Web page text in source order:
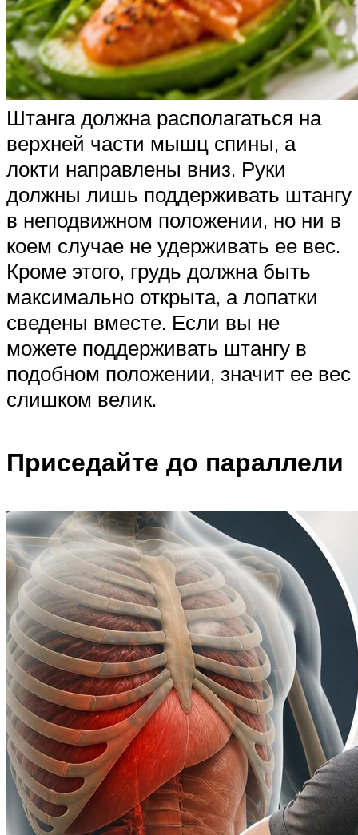
Штанга должна располагаться на
верхней части мышц спины, а
локти направлены вниз. Руки
должны лишь поддерживать штангу
в неподвижном положении, но ни в
коем случае не удерживать ее вес.
Кроме этого, грудь должна быть
максимально открыта, а лопатки
сведены вместе. Если вы не
можете поддерживать штангу в
подобном положении, значит ее вес
слишком велик.
Приседайте до параллели